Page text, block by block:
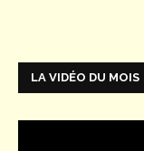
LA VIDÉO DU MOIS